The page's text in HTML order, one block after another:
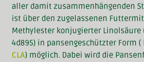
aller damit zusammenhängenden
ist über den zugelassenen
Methylester konjugierter Linolsäure
4d895) in pansengeschützter Form (
CLA) möglich. Dabei wird die